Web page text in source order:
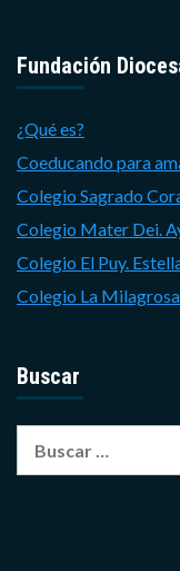
Fundación
¿Qué es?
Coeducando para
Colegio Sagrado
Colegio Mater Dei.
Colegio El Puy.
Colegio La
Buscar